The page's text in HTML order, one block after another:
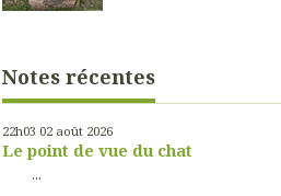
Notes récentes
22h03 02 août 2026
Le point de vue du chat
...